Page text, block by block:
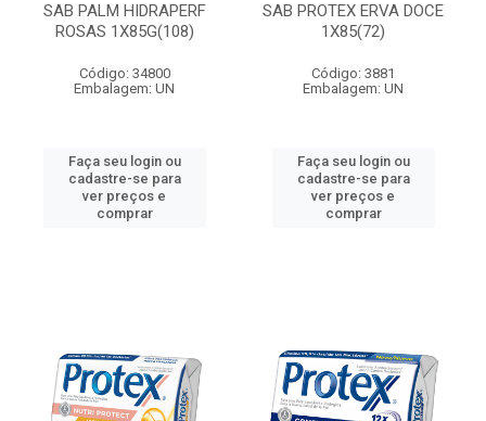
SAB PALM HIDRAPERF
ROSAS 1X85G(108)
Código: 34800
Embalagem: UN
Faça seu login ou
cadastre-se para
ver preços e
comprar
SAB PROTEX ERVA DOCE
1X85(72)
Código: 3881
Embalagem: UN
Faça seu login ou
cadastre-se para
ver preços e
comprar